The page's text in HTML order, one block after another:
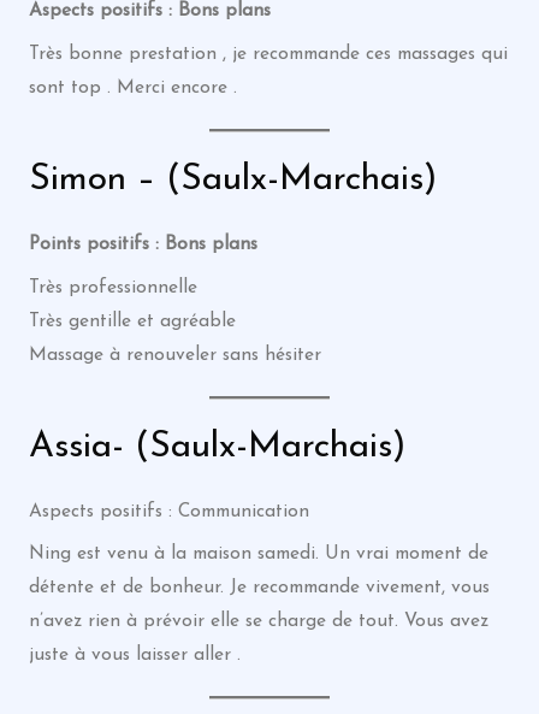
Aspects positifs : Bons plans
Très bonne prestation , je recommande ces massages qui
sont top . Merci encore .
Simon – (Saulx-Marchais)
Points positifs : Bons plans
Très professionnelle
Très gentille et agréable
Massage à renouveler sans hésiter
Assia- (Saulx-Marchais)
Aspects positifs : Communication
Ning est venu à la maison samedi. Un vrai moment de
détente et de bonheur. Je recommande vivement, vous
n’avez rien à prévoir elle se charge de tout. Vous avez
juste à vous laisser aller .